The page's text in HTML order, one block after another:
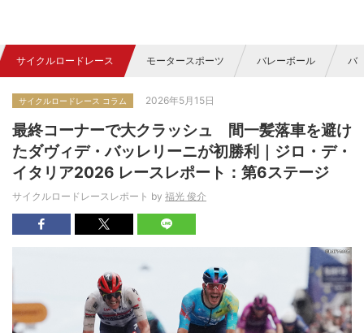
サイクルロードレース モータースポーツ バレーボール バ
サイクルロードレース コラム 2026年5月15日
最終コーナーで大クラッシュ 間一髪落車を避け
たダヴィデ・バッレリーニが初勝利｜ジロ・デ・
イタリア2026 レースレポート：第6ステージ
サイクルロードレースレポート by 福光 俊介